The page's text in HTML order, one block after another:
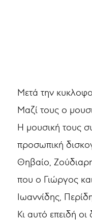
Μετά την
Μαζί τους ο
Η μουσική τους
προσωπική
Θηβαίο,
που ο Γιώργος
Ιωαννίδης,
Κι αυτό επειδή